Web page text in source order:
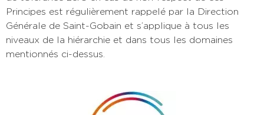
Principes est régulièrement rappelé par la Direction
Générale de Saint-Gobain et s’applique à tous les
niveaux de la hiérarchie et dans tous les domaines
mentionnés ci-dessus.